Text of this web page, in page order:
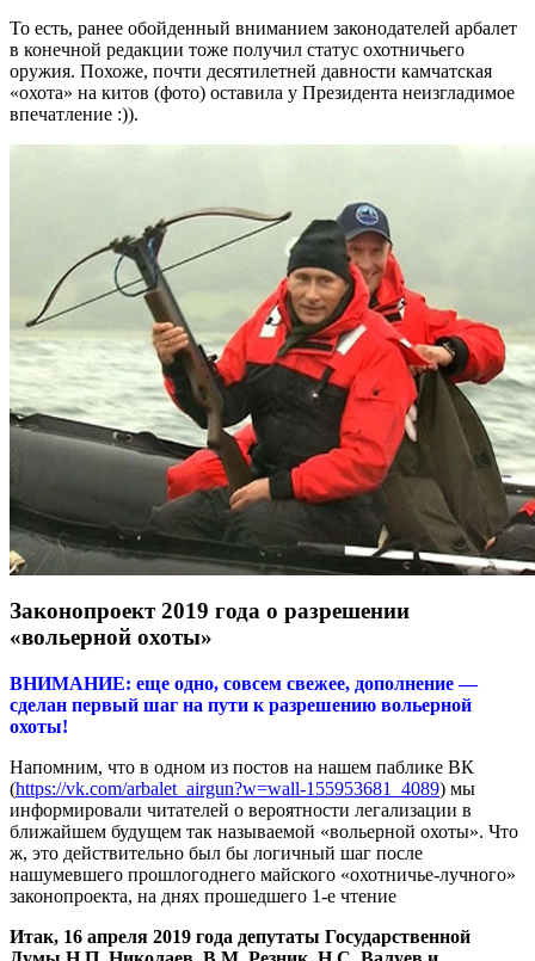
То есть, ранее обойденный вниманием законодателей арбалет
в конечной редакции тоже получил статус охотничьего
оружия. Похоже, почти десятилетней давности камчатская
«охота» на китов (фото) оставила у Президента неизгладимое
впечатление :)).
Законопроект 2019 года о разрешении
«вольерной охоты»
ВНИМАНИЕ: еще одно, совсем свежее, дополнение —
сделан первый шаг на пути к разрешению вольерной
охоты!
Напомним, что в одном из постов на нашем паблике ВК
(https://vk.com/arbalet_airgun?w=wall-155953681_4089) мы
информировали читателей о вероятности легализации в
ближайшем будущем так называемой «вольерной охоты». Что
ж, это действительно был бы логичный шаг после
нашумевшего прошлогоднего майского «охотничье-лучного»
законопроекта, на днях прошедшего 1-е чтение
Итак, 16 апреля 2019 года депутаты Государственной